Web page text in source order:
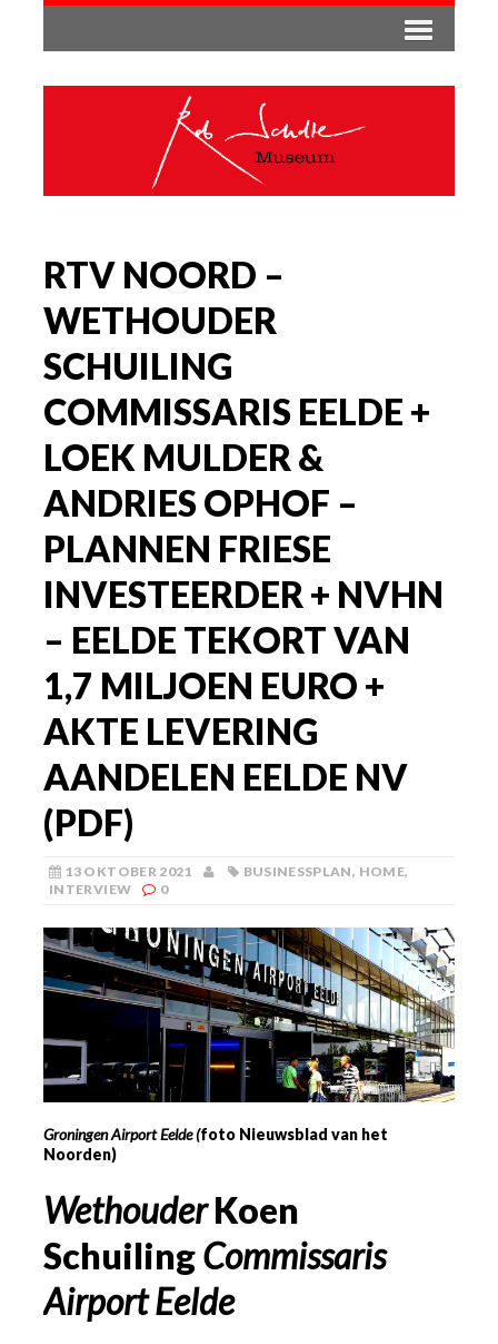
RTV NOORD –
WETHOUDER
SCHUILING
COMMISSARIS EELDE +
LOEK MULDER &
ANDRIES OPHOF –
PLANNEN FRIESE
INVESTEERDER + NVHN
– EELDE TEKORT VAN
1,7 MILJOEN EURO +
AKTE LEVERING
AANDELEN EELDE NV
(PDF)
13 OKTOBER 2021 BUSINESSPLAN, HOME,
INTERVIEW
0
Groningen Airport Eelde (foto Nieuwsblad van het
Noorden)
WethouderKoen
SchuilingCommissaris
Airport Eelde